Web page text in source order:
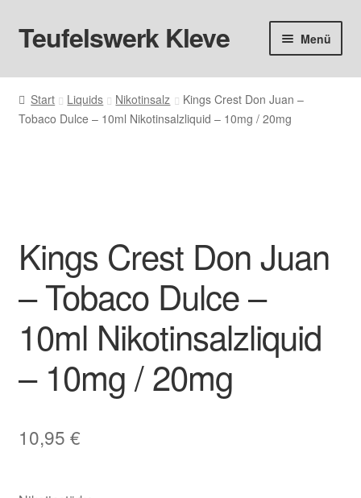
Zur
Navigation
Zum
Inhalt
Teufelswerk Kleve Menü
Startseite
Hardware
Big Puff
Aromen
Basen & Nikotin
Zubehör
Start Liquids Nikotinsalz
Kings Crest Don Juan –
Tobaco Dulce – 10ml Nikotinsalzliquid – 10mg / 20mg
Kings Crest Don Juan
– Tobaco Dulce –
10ml Nikotinsalzliquid
– 10mg / 20mg
10,95 €